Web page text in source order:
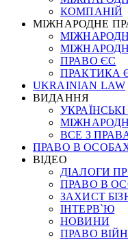
КОМПАНІЙ
МІЖНАРОДНЕ
ПРАВО ЄС
ПРАКТИКА
UKRAINIAN LAW
ВИДАННЯ
ВСЕ З
ПРАВО В
ВІДЕО
ДІАЛОГИ
ПРАВО В
ЗАХИСТ
ІНТЕРВ`Ю
НОВИНИ
ПРАВО